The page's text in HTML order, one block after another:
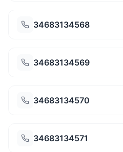
34683134568
34683134569
34683134570
34683134571